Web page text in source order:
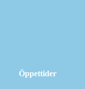
Öppettider